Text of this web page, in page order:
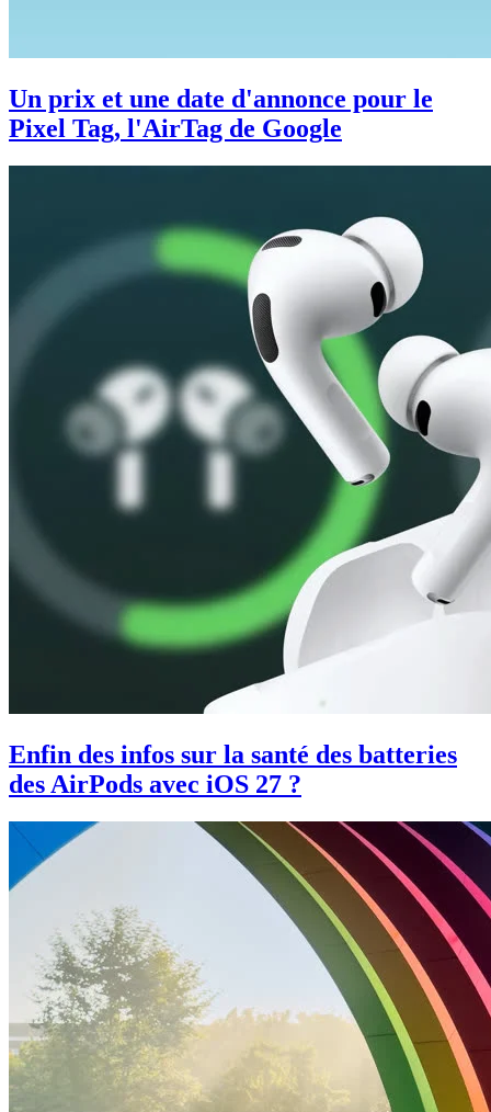
Un prix et une date d'annonce pour le
Pixel Tag, l'AirTag de Google
Enfin des infos sur la santé des batteries
des AirPods avec iOS 27 ?